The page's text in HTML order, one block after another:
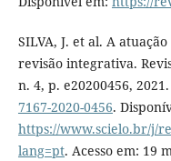
SILVA, J. et al. A
revisão integrativa.
n. 4, p. e20200456, 2021.
7167-2020-0456.
https://www.scielo.br/j/
lang=pt. Acesso em: 19